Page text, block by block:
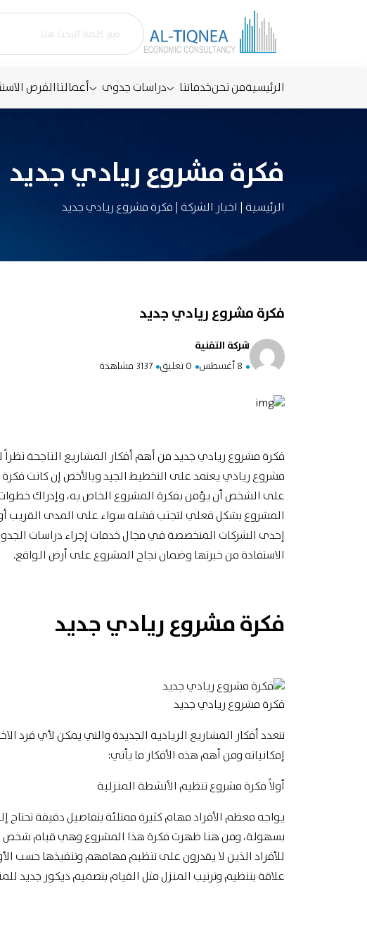
الرئيسيةمن نحنخدماتنا دراسات جدوى أعمالناالفرص
فكرة مشروع ريادي جديد
الرئيسية | اخبار الشركة | فكرة مشروع ريادي جديد
فكرة مشروع ريادي جديد
شركة التقنية
8 أغسطس
0 تعليق 3137 مشاهدة
فكرة مشروع ريادي جديد من أهم أفكار المشاريع الناجحة
مشروع ريادي يعتمد على التخطيط الجيد وبالأخص إن كانت
على الشخص أن يؤمن بفكرة المشروع الخاص به، وإدراك
المشروع بشكل فعلي لتجنب فشله سواء على المدى القريب أو
إحدى الشركات المتخصصة في مجال خدمات إجراء دراسات
الاستفادة من خبرتها وضمان نجاح المشروع على أرض الواقع.
فكرة مشروع ريادي جديد
فكرة مشروع ريادي جديد
تتعدد أفكار المشاريع الريادية الجديدة والتي يمكن لأي فرد
إمكانياته ومن أهم هذه الأفكار ما يأتي:
أولاً فكرة مشروع تنظيم الأنشطة المنزلية
يواجه معظم الأفراد مهام كثيرة ممتلئة بتفاصيل دقيقة تحتاج
بسهولة، ومن هنا ظهرت فكرة هذا المشروع وهي قيام شخص
للأفراد الذين لا يقدرون على تنظيم مهامهم وتنفيذها حسب
علاقة بتنظيم وترتيب المنزل مثل القيام بتصميم ديكور جديد